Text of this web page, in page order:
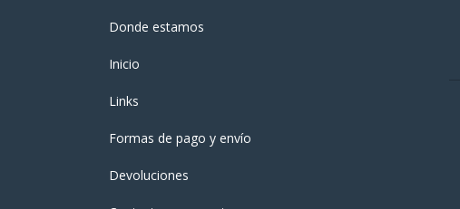
Donde estamos
Inicio
Links
Formas de pago y enví­o
Devoluciones